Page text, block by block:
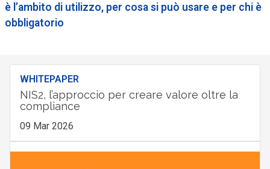
è l’ambito di utilizzo, per cosa si può usare e per chi è
obbligatorio
WHITEPAPER
NIS2, l’approccio per creare valore oltre la
compliance
09 Mar 2026